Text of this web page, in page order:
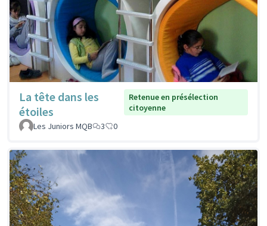
La tête dans les
étoiles
Retenue en présélection
citoyenne
Les Juniors MQB
3 0